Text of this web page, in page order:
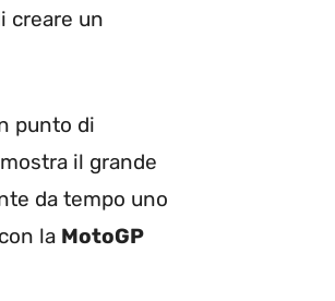
creare un
punto di
il grande
da tempo uno
la MotoGP